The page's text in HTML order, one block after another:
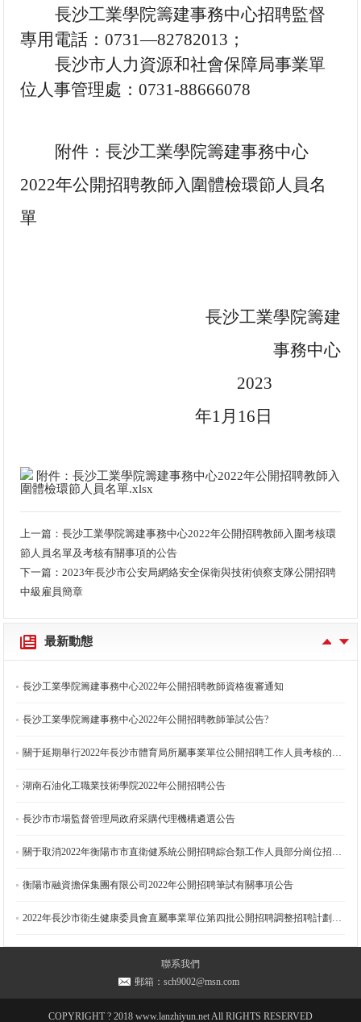
長沙工業學院籌建事務中心招聘監督
專用電話：0731—82782013；
長沙市人力資源和社會保障局事業單
位人事管理處：0731-88666078
附件：長沙工業學院籌建事務中心
2022年公開招聘教師入圍體檢環節人員名
單
長沙工業學院籌建
事務中心
2023
年1月 16 日
附件：長沙工業學院籌建事務中心2022年公開招聘教師入
圍體檢環節人員名單.xlsx
上一篇：長沙工業學院籌建事務中心2022年公開招聘教師入圍考核環
節人員名單及考核有關事項的公告
下一篇：2023年長沙市公安局網絡安全保衛與技術偵察支隊公開招聘
中級雇員簡章
最新動態
2023年長沙市公安局網絡安全保衛與技術偵察支隊公開招聘中級雇員簡章
長沙工業學院籌建事務中心2022年公開招聘教師入圍體檢環節人員名單及體檢有關事項的公告
長沙工業學院籌建事務中心2022年公開招聘教師資格復審通知
長沙工業學院籌建事務中心2022年公開招聘教師筆試公告?
關于延期舉行2022年長沙市體育局所屬事業單位公開招聘工作人員考核的公告
湖南石油化工職業技術學院2022年公開招聘公告
長沙市市場監督管理局政府采購代理機構遴選公告
關于取消2022年衡陽市市直衛健系統公開招聘綜合類工作人員部分崗位招聘計劃的公告
衡陽市融資擔保集團有限公司2022年公開招聘筆試有關事項公告
2022年長沙市衛生健康委員會直屬事業單位第四批公開招聘調整招聘計劃的公告
2022年長沙市知識產權局所屬事業單位公開招聘政府中級雇員簡章
2022年長沙市知識產權局所屬事業單位公開招聘工作人員簡章
聯系我們
郵箱：sch9002@msn.com
COPYRIGHT ? 2018 www.lanzhiyun.net All RIGHTS RESERVED